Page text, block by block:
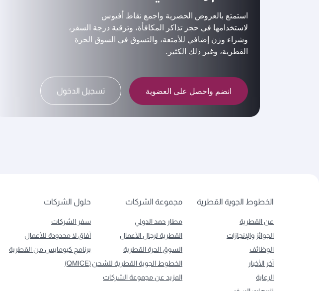
استمتع بالعروض الحصرية واجمع نقاط أفيوس
لاستخدامها في حجز تذاكر المكافأة، وترقية درجة السفر،
وشراء وزن إضافي للأمتعة، والتسوق في السوق الحرة
القطرية، وغير ذلك الكثير.
انضم واحصل على العضوية تسجيل الدخول
الخطوط الجوية القطرية مجموعة الشركات حلول الشركات
عن القطرية
الجوائز والإنجازات
الوظائف
آخر الأخبار
الرعاية
مطار حمد الدولي
القطرية لرجال الأعمال
السوق الحرة القطرية
الخطوط الجوية القطرية للشحن
المزيد عن مجموعة الشركات
سفر الشركات
آفاق لا محدودة للأعمال
برنامج كيومايس من القطرية
(QMICE)